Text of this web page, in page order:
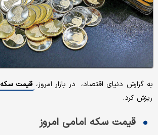
به گزارش دنیای اقتصاد، در بازار امروز، قیمت سکه
ریزش کرد.
قیمت سکه امامی امروز